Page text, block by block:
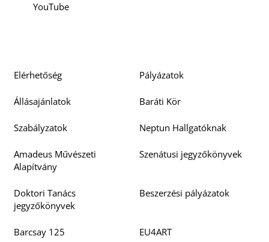
YouTube
Elérhetőség Pályázatok
Állásajánlatok Baráti Kör
Szabályzatok Neptun Hallgatóknak
Amadeus Művészeti
Alapítvány
Szenátusi jegyzőkönyvek
Doktori Tanács
jegyzőkönyvek
Beszerzési pályázatok
Barcsay 125 EU4ART